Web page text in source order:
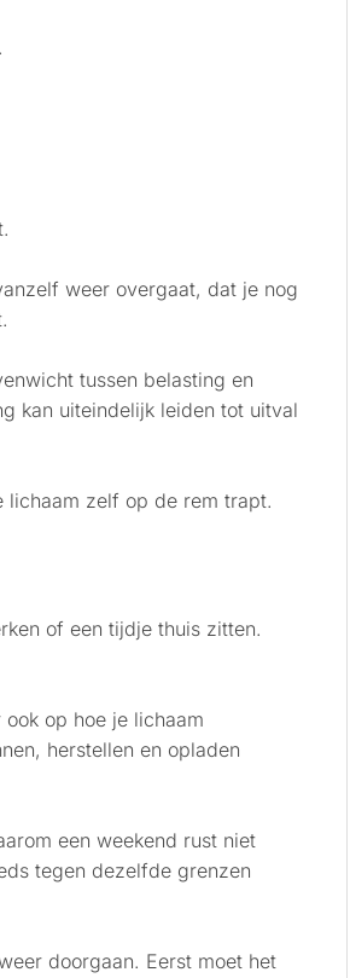
weer overgaat, dat je nog
tussen belasting en
kan uiteindelijk leiden tot uitval
lichaam zelf op de rem trapt.
of een tijdje thuis zitten.
op hoe je lichaam
herstellen en opladen
een weekend rust niet
tegen dezelfde grenzen
doorgaan. Eerst moet het